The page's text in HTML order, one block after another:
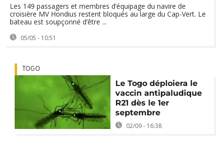
Les 149 passagers et membres d’équipage du navire de
croisière MV Hondius restent bloqués au large du Cap-Vert. Le
bateau est soupçonné d’être ...
05/05 - 10:51
TOGO
Le Togo déploiera le
vaccin antipaludique
R21 dès le 1er
septembre
02/09 - 16:38